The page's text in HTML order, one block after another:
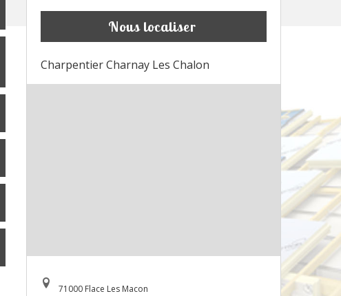
Nous localiser
Charpentier Charnay Les Chalon
71000 Flace Les Macon